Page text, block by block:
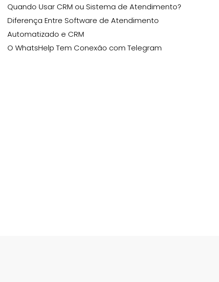
Quando Usar CRM ou Sistema de Atendimento?
Diferença Entre Software de Atendimento
Automatizado e CRM
O WhatsHelp Tem Conexão com Telegram